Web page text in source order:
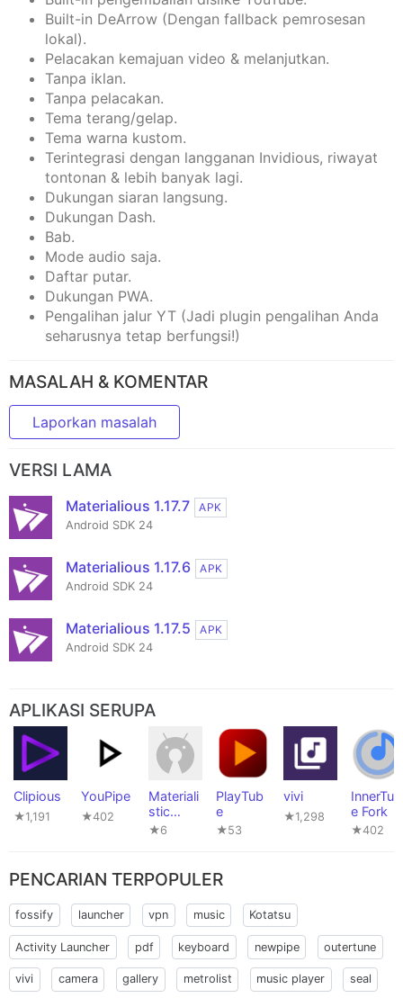
Built-in DeArrow (Dengan fallback pemrosesan
lokal).
Pelacakan kemajuan video & melanjutkan.
Tanpa iklan.
Tanpa pelacakan.
Tema terang/gelap.
Tema warna kustom.
Terintegrasi dengan langganan Invidious, riwayat
tontonan & lebih banyak lagi.
Dukungan siaran langsung.
Dukungan Dash.
Bab.
Mode audio saja.
Daftar putar.
Dukungan PWA.
Pengalihan jalur YT (Jadi plugin pengalihan Anda
seharusnya tetap berfungsi!)
MASALAH & KOMENTAR
Laporkan masalah
VERSI LAMA
Materialious 1.17.7
APK
Android SDK 24
Materialious 1.17.6
APK
Android SDK 24
Materialious 1.17.5
APK
Android SDK 24
APLIKASI SERUPA
Clipious
★1,191
YouPipe
★402
Materiali
stic
Nouveau
★6
PlayTub
e
★53
vivi
★1,298
InnerTun
e Fork
★402
PENCARIAN TERPOPULER
fossify launcher vpn music Kotatsu
Activity Launcher pdf keyboard newpipe outertune
vivi camera gallery metrolist music player seal